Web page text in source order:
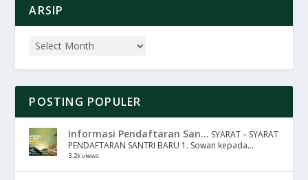
ARSIP
POSTING POPULER
Informasi Pendaftaran San... SYARAT – SYARAT
PENDAFTARAN SANTRI BARU 1. Sowan kepada...
3.2k views